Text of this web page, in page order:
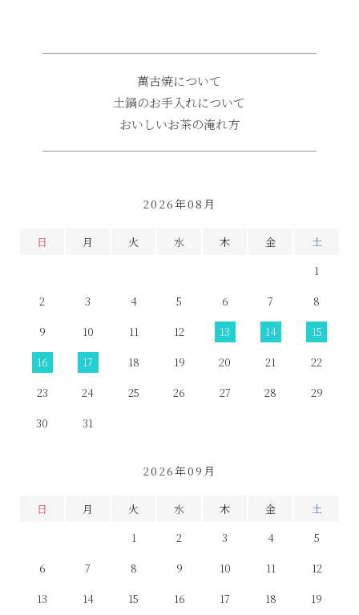
萬古焼について
土鍋のお手入れについて
おいしいお茶の淹れ方
2026年08月
日 月 火 水 木 金
土
1
2
3 4 5 6 7
8
9
10 11 12 13 14
15
16
17 18 19 20 21
22
23
24 25 26 27 28
29
30
31
2026年09月
日 月 火 水 木 金
土
1
2 3 4
5
6
7 8 9 10 11
12
13
14 15 16 17 18 19